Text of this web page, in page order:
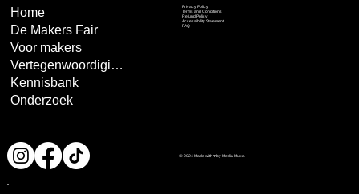
Privacy Policy
Terms and Conditions
Refund Policy
Accessibility Statement
FAQ
Home
De Makers Fair
Voor makers
Vertegenwoordiging
Kennisbank
Onderzoek
© 2024 Made with ♥ by Media Muka.